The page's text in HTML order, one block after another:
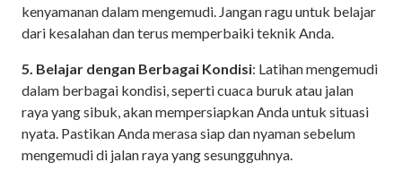
kenyamanan dalam mengemudi. Jangan ragu untuk belajar
dari kesalahan dan terus memperbaiki teknik Anda.
5. Belajar dengan Berbagai Kondisi: Latihan mengemudi
dalam berbagai kondisi, seperti cuaca buruk atau jalan
raya yang sibuk, akan mempersiapkan Anda untuk situasi
nyata. Pastikan Anda merasa siap dan nyaman sebelum
mengemudi di jalan raya yang sesungguhnya.